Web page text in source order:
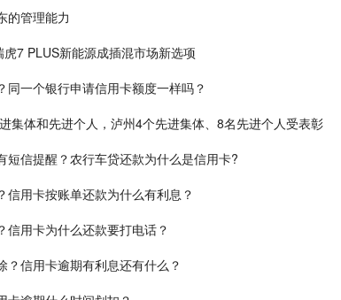
的管理能力
7 PLUS新能源成插混市场新选项
一个银行申请信用卡额度一样吗？
集体和先进个人，泸州4个先进集体、8名先进个人受表彰
短信提醒？农行车贷还款为什么是信用卡?
用卡按账单还款为什么有利息？
信用卡为什么还款要打电话？
信用卡逾期有利息还有什么？